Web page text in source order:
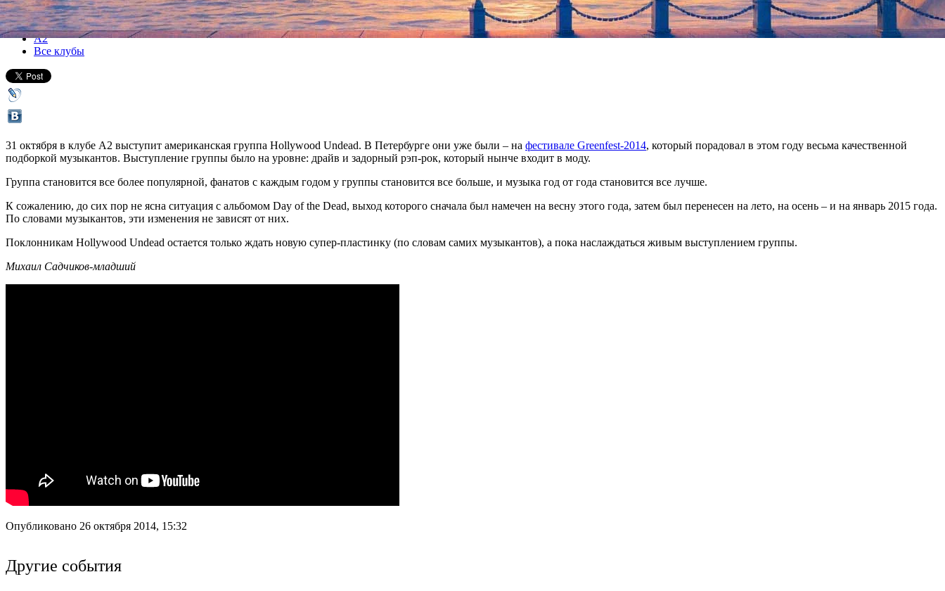
Все концерты
А2
Все клубы
31 октября в клубе А2 выступит американская группа Hollywood Undead. В Петербурге они уже были – на фестивале Greenfest-2014, который порадовал в этом году весьма качественной
подборкой музыкантов. Выступление группы было на уровне: драйв и задорный рэп-рок, который нынче входит в моду.
Группа становится все более популярной, фанатов с каждым годом у группы становится все больше, и музыка год от года становится все лучше.
К сожалению, до сих пор не ясна ситуация с альбомом Day of the Dead, выход которого сначала был намечен на весну этого года, затем был перенесен на лето, на осень – и на январь 2015 года.
По словами музыкантов, эти изменения не зависят от них.
Поклонникам Hollywood Undead остается только ждать новую супер-пластинку (по словам самих музыкантов), а пока наслаждаться живым выступлением группы.
Михаил Садчиков-младший
Опубликовано 26 октября 2014, 15:32
Другие события